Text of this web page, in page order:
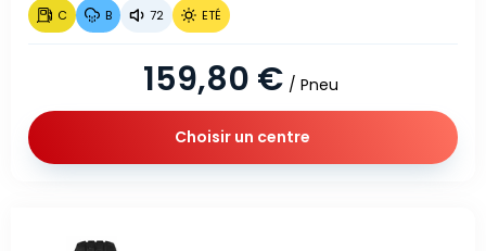
C B 72 ETÉ
159,80 € / Pneu
Choisir un centre